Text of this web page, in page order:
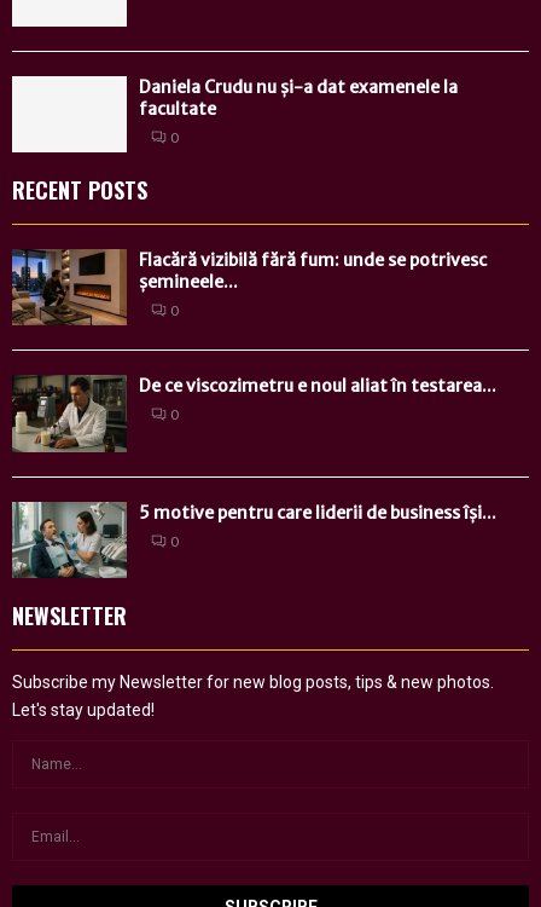
Daniela Crudu nu și-a dat examenele la
facultate
0
RECENT POSTS
Flacără vizibilă fără fum: unde se potrivesc
șemineele...
0
De ce viscozimetru e noul aliat în testarea...
0
5 motive pentru care liderii de business își...
0
NEWSLETTER
Subscribe my Newsletter for new blog posts, tips & new photos.
Let's stay updated!